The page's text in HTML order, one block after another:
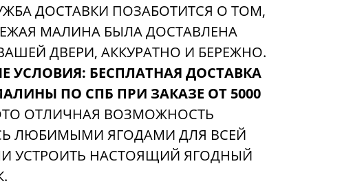
ДОСТАВКИ ПОЗАБОТИТСЯ О ТОМ,
МАЛИНА БЫЛА ДОСТАВЛЕНА
ДВЕРИ, АККУРАТНО И БЕРЕЖНО.
УСЛОВИЯ: БЕСПЛАТНАЯ ДОСТАВКА
ПО СПБ ПРИ ЗАКАЗЕ ОТ 5000
ОТЛИЧНАЯ ВОЗМОЖНОСТЬ
ЛЮБИМЫМИ ЯГОДАМИ ДЛЯ ВСЕЙ
УСТРОИТЬ НАСТОЯЩИЙ ЯГОДНЫЙ